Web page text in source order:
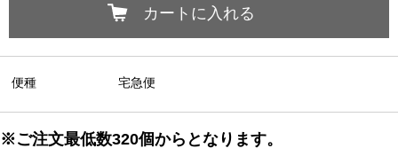
カートに入れる
便種 宅急便
※ご注文最低数320個からとなります。